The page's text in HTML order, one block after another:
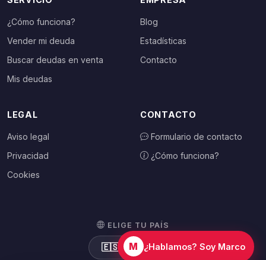
¿Cómo funciona?
Vender mi deuda
Buscar deudas en venta
Mis deudas
Blog
Estadísticas
Contacto
LEGAL
Aviso legal
Privacidad
Cookies
CONTACTO
Formulario de contacto
¿Cómo funciona?
ELIGE TU PAÍS
🇪🇸 España
M ¿Hablamos? Soy Marco